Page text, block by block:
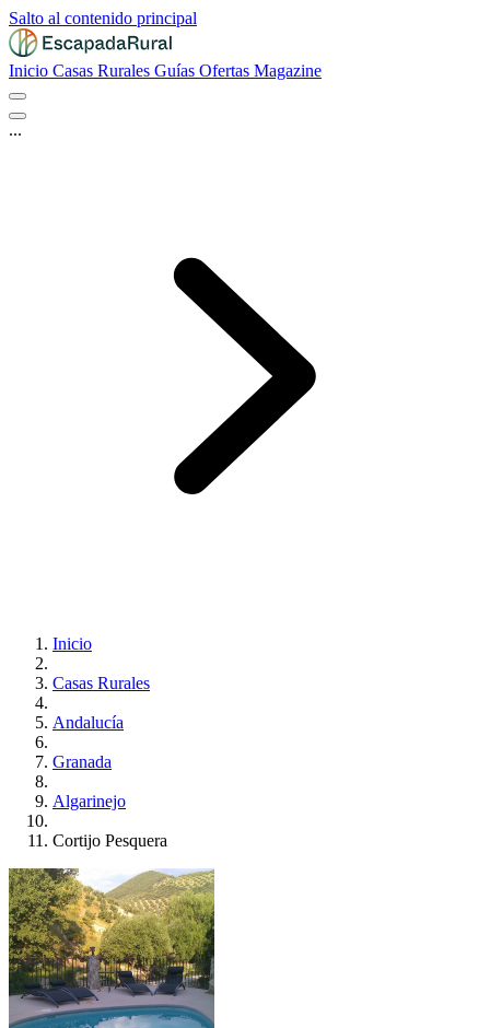
Salto al contenido principal
Inicio Casas Rurales Guías Ofertas Magazine
...
Inicio
Casas Rurales
Andalucía
Granada
Algarinejo
Cortijo Pesquera